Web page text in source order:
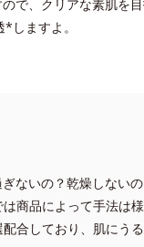
で、クリアな素肌を
しますよ。
ないの？乾燥しない
商品によって手法は
合しており、肌にう